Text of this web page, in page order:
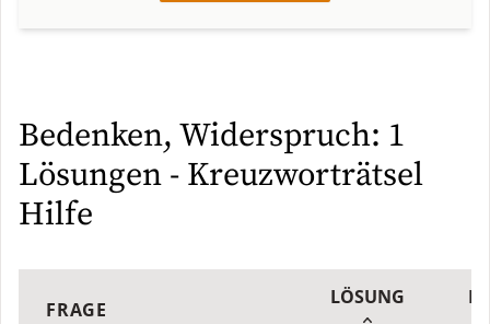
Bedenken, Widerspruch: 1
Lösungen - Kreuzworträtsel
Hilfe
FRAGE
LÖSUNG